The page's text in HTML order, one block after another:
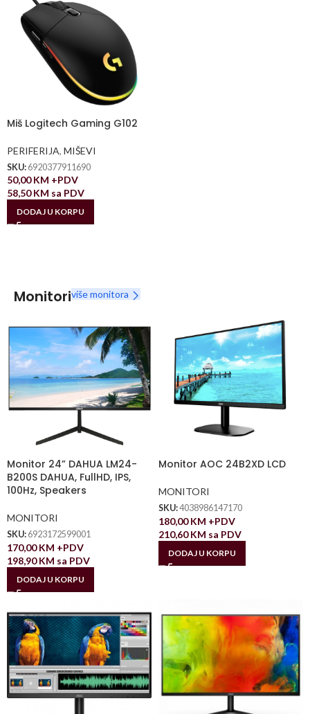
Miš Logitech Gaming G102
PERIFERIJA, MIŠEVI
SKU: 6920377911690
50,00KM +PDV
58,50KM sa PDV
DODAJ U KORPU
Monitoriviše monitora
Monitor 24” DAHUA LM24-
B200S DAHUA, FullHD, IPS,
100Hz, Speakers
MONITORI
SKU: 6923172599001
170,00KM +PDV
198,90KM sa PDV
DODAJ U KORPU
Monitor AOC 24B2XD LCD
MONITORI
SKU:4038986147170
180,00KM +PDV
210,60KM sa PDV
DODAJ U KORPU